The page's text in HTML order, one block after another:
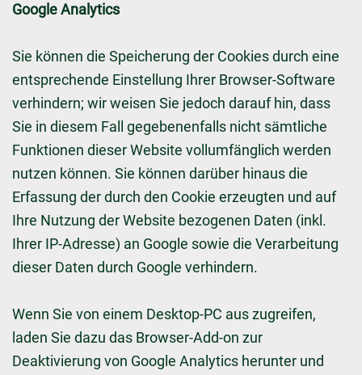
Google Analytics
Sie können die Speicherung der Cookies durch eine
entsprechende Einstellung Ihrer Browser-Software
verhindern; wir weisen Sie jedoch darauf hin, dass
Sie in diesem Fall gegebenenfalls nicht sämtliche
Funktionen dieser Website vollumfänglich werden
nutzen können. Sie können darüber hinaus die
Erfassung der durch den Cookie erzeugten und auf
Ihre Nutzung der Website bezogenen Daten (inkl.
Ihrer IP-Adresse) an Google sowie die Verarbeitung
dieser Daten durch Google verhindern.
Wenn Sie von einem Desktop-PC aus zugreifen,
laden Sie dazu das Browser-Add-on zur
Deaktivierung von Google Analytics herunter und